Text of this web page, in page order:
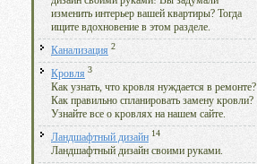
изменить интерьер вашей квартиры? Тогда
ищите вдохновение в этом разделе.
Канализация 2
Кровля 3
Как узнать, что кровля нуждается в ремонте?
Как правильно спланировать замену кровли?
Узнайте все о кровлях на нашем сайте.
Ландшафтный дизайн 14
Ландшафтный дизайн своими руками.